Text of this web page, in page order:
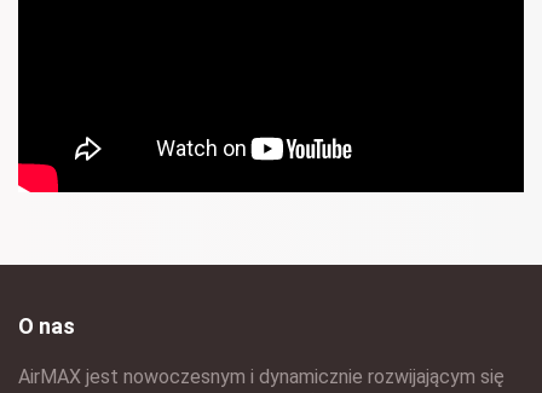
O nas
AirMAX jest nowoczesnym i dynamicznie rozwijającym się